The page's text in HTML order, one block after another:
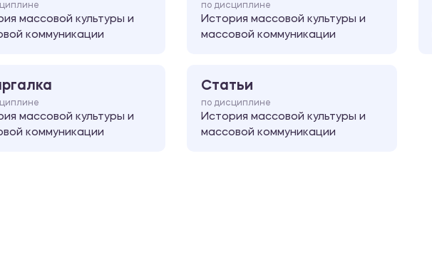
массовой культуры и
коммуникации
по дисциплине
История массовой культуры и
массовой коммуникации
массовой культуры и
коммуникации
Статьи
по дисциплине
История массовой культуры и
массовой коммуникации